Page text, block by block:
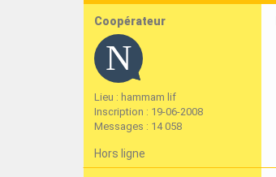
Coopérateur
Lieu : hammam lif
Inscription : 19-06-2008
Messages : 14 058
Hors ligne